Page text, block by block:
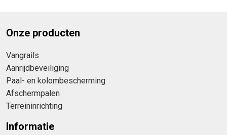
Onze producten
Vangrails
Aanrijdbeveiliging
Paal- en kolombescherming
Afschermpalen
Terreininrichting
Informatie